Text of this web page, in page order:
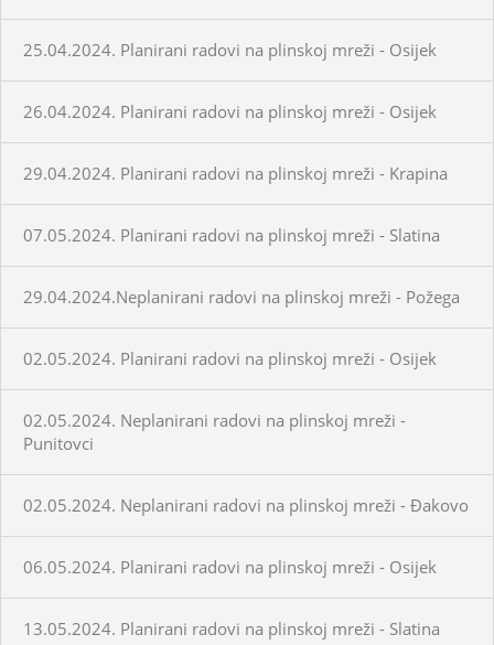
25.04.2024. Planirani radovi na plinskoj mreži - Osijek
26.04.2024. Planirani radovi na plinskoj mreži - Osijek
29.04.2024. Planirani radovi na plinskoj mreži - Krapina
07.05.2024. Planirani radovi na plinskoj mreži - Slatina
29.04.2024.Neplanirani radovi na plinskoj mreži - Požega
02.05.2024. Planirani radovi na plinskoj mreži - Osijek
02.05.2024. Neplanirani radovi na plinskoj mreži -
Punitovci
02.05.2024. Neplanirani radovi na plinskoj mreži - Đakovo
06.05.2024. Planirani radovi na plinskoj mreži - Osijek
13.05.2024. Planirani radovi na plinskoj mreži - Slatina